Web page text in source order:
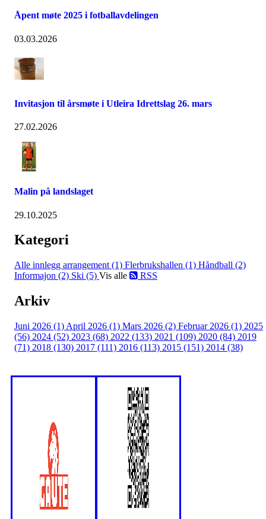
Åpent møte 2025 i fotballavdelingen
03.03.2026
Invitasjon til årsmøte i Utleira Idrettslag 26. mars
27.02.2026
Malin på landslaget
29.10.2025
Kategori
Alle innlegg arrangement (1) Flerbrukshallen (1) Håndball (2)
Informajon (2) Ski (5) Vis alle RSS
Arkiv
Juni 2026 (1) April 2026 (1) Mars 2026 (2) Februar 2026 (1) 2025
(56) 2024 (52) 2023 (68) 2022 (133) 2021 (109) 2020 (84) 2019
(71) 2018 (130) 2017 (111) 2016 (113) 2015 (151) 2014 (38)